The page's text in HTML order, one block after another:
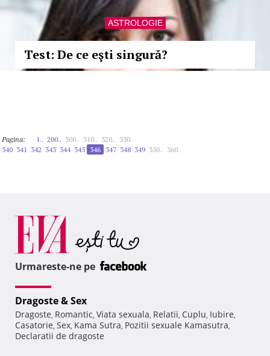
ASTROLOGIE
Test: De ce eşti singură?
Pagina: 1.. 200.. 300.. 310.. 320.. 330..
340 341 342 343 344 345 346 347 348 349 350.. 360..
Urmareste-ne pe
Dragoste & Sex
Dragoste, Romantic, Viata sexuala, Relatii, Cuplu, Iubire,
Casatorie, Sex, Kama Sutra, Pozitii sexuale Kamasutra,
Declaratii de dragoste